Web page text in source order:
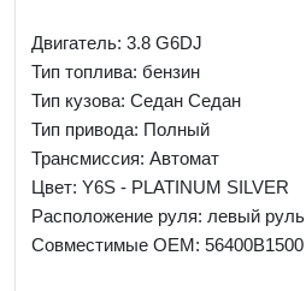
Двигатель: 3.8 G6DJ
Тип топлива: бензин
Тип кузова: Седан Седан
Тип привода: Полный
Трансмиссия: Автомат
Цвет: Y6S - PLATINUM SILVER
Расположение руля: левый руль
Совместимые OEM: 56400B1500